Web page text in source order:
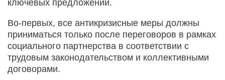
ключевых предложений.
Во-первых, все антикризисные меры должны
приниматься только после переговоров в рамках
социального партнерства в соответствии с
трудовым законодательством и коллективными
договорами.